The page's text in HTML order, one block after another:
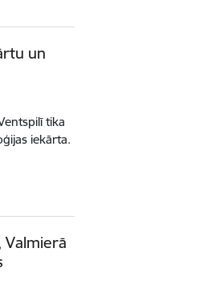
un
tika
iekārta.